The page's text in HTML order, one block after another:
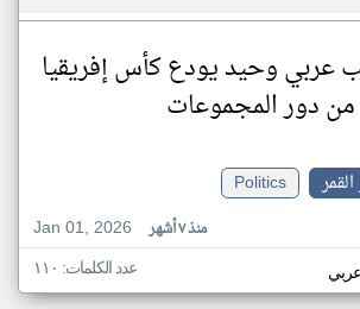
عربي وحيد يودع كأس إفريقيا
Politics
Jan 01, 2026
منذ ٧ أشهر
عدد الكلمات: ١١٠